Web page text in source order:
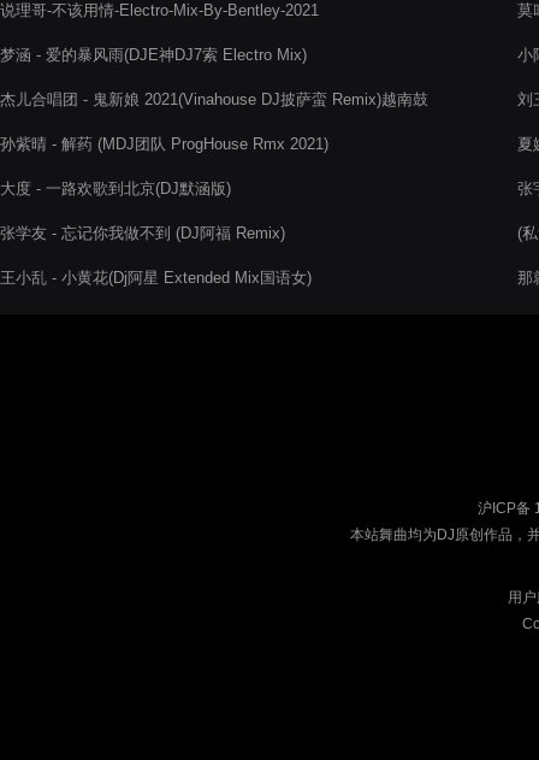
说理哥-不该用情-Electro-Mix-By-Bentley-2021
梦涵 - 爱的暴风雨(DJE神DJ7索 Electro Mix)
杰儿合唱团 - 鬼新娘 2021(Vinahouse DJ披萨蛮 Remix)越南鼓
孙紫晴 - 解药 (MDJ团队 ProgHouse Rmx 2021)
大度 - 一路欢歌到北京(DJ默涵版)
张学友 - 忘记你我做不到 (DJ阿福 Remix)
王小乱 - 小黄花(Dj阿星 Extended Mix国语女)
莫
小
刘
夏
张
(
那
沪ICP备
本站舞曲均为DJ原创作品，
用